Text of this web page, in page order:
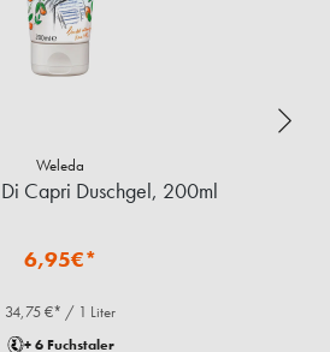
Weleda
Capri Duschgel, 200ml
6,95€*
34,75 €* / 1 Liter
+ 6 Fuchstaler